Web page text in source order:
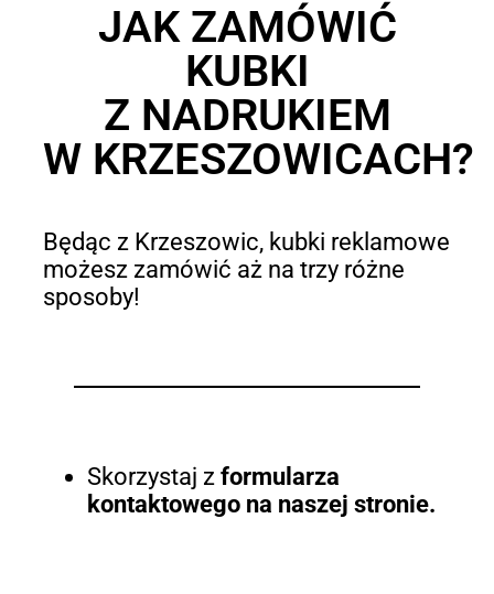
JAK ZAMÓWIĆ
KUBKI
Z NADRUKIEM
W KRZESZOWICACH?
Będąc z Krzeszowic, kubki reklamowe
możesz zamówić aż na trzy różne
sposoby!
Skorzystaj z formularza
kontaktowego na naszej stronie.